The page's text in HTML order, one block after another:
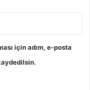
için adım, e-posta